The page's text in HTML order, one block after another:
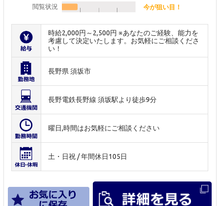
閲覧状況 今が狙い目！
時給2,000円～2,500円 ※あなたのご経験、能力を
考慮して決定いたします。お気軽にご相談くださ
い！
長野県 須坂市
長野電鉄長野線 須坂駅より徒歩9分
曜日,時間はお気軽にご相談ください
土・日祝 / 年間休日105日